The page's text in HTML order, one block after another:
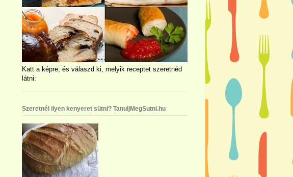
Katt a képre, és válaszd ki, melyik receptet szeretnéd
látni:
Szeretnél ilyen kenyeret sütni? TanuljMegSutni.hu